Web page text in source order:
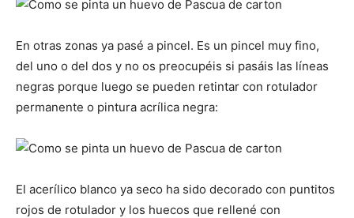
En otras zonas ya pasé a pincel. Es un pincel muy fino,
del uno o del dos y no os preocupéis si pasáis las líneas
negras porque luego se pueden retintar con rotulador
permanente o pintura acrílica negra:
El acerílico blanco ya seco ha sido decorado con puntitos
rojos de rotulador y los huecos que rellené con